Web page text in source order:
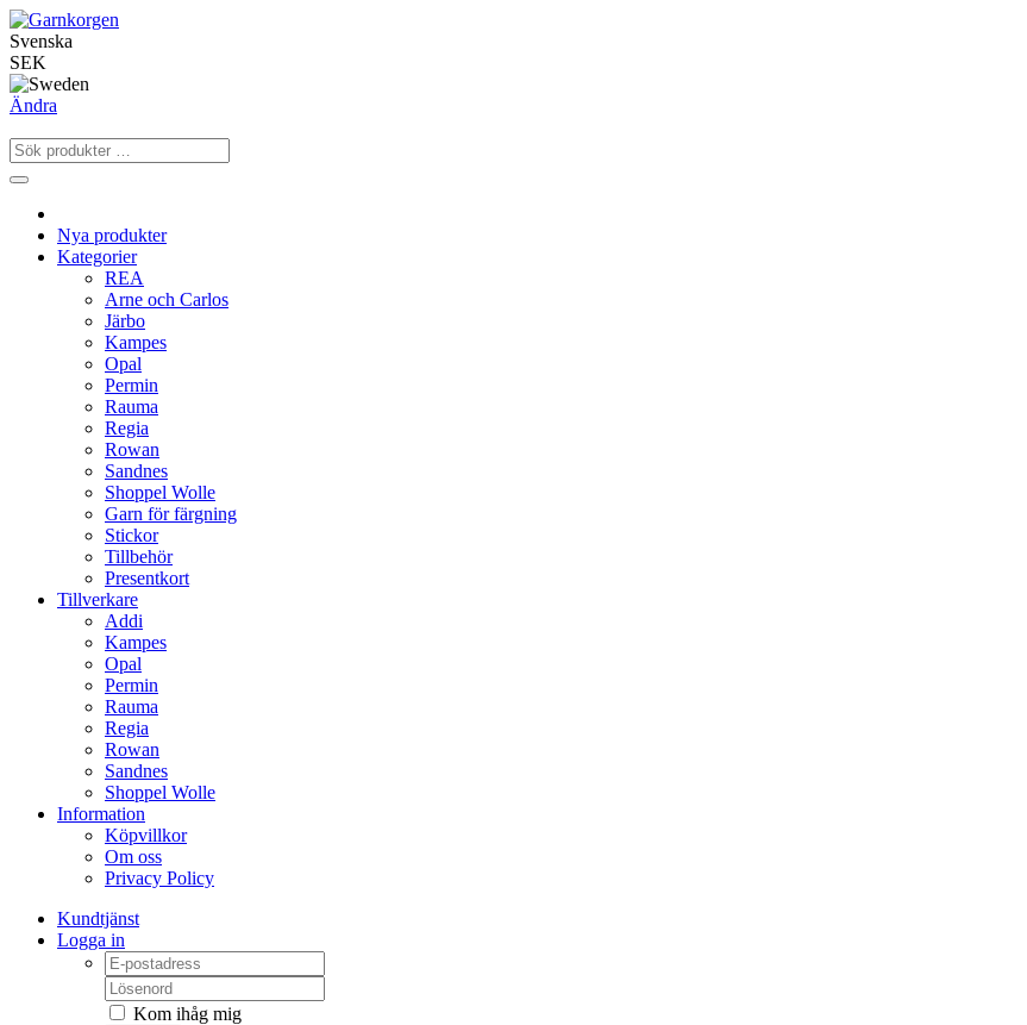
Svenska
SEK
Ändra
Nya produkter
Kategorier
REA
Arne och Carlos
Järbo
Kampes
Opal
Permin
Rauma
Regia
Rowan
Sandnes
Shoppel Wolle
Garn för färgning
Stickor
Tillbehör
Presentkort
Tillverkare
Addi
Kampes
Opal
Permin
Rauma
Regia
Rowan
Sandnes
Shoppel Wolle
Information
Köpvillkor
Om oss
Privacy Policy
Kundtjänst
Logga in
Kom ihåg mig